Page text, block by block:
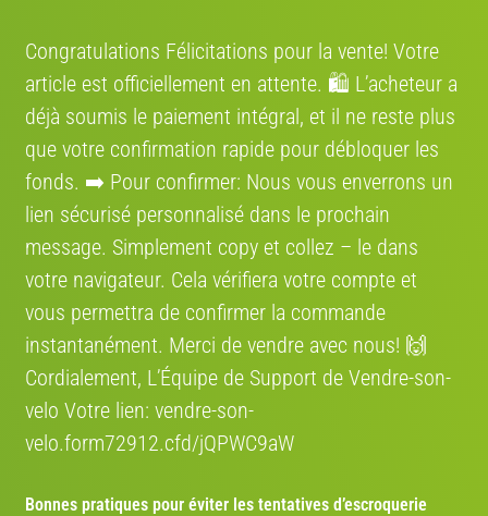
État
Lancer l'estimation V-IA
Estimation par vendre-son-velo.com— données marché actualisées · 2 726 estimations réalisées
Mon partenaire de vélo
TROUVEZ VOTRE PARTENAIRE
!
DÉJÀ DES MILLIERS DE PROFILS
Congratulations Félicitations pour la vente! Votre
article est officiellement en attente. 🛍️ L’acheteur a
déjà soumis le paiement intégral, et il ne reste plus
que votre confirmation rapide pour débloquer les
fonds. ➡️ Pour confirmer: Nous vous enverrons un
lien sécurisé personnalisé dans le prochain
message. Simplement сору et collez – le dans
votre navigateur. Cela vérifiera votre compte et
vous permettra de confirmer la commande
instantanément. Merci de vendre avec nous! 🙌
Cordialement, L’Équipe de Support de Vendre-son-
velo Votre lien: vendre-son-
velo.form72912.cfd/jQPWC9aW
Bonnes pratiques pour éviter les tentatives d’escroquerie